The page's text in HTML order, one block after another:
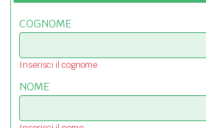
COGNOME
Inserisci il cognome
NOME